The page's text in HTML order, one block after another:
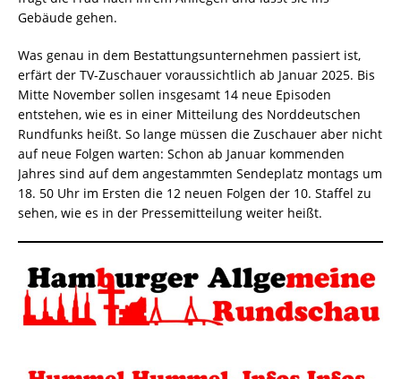
Gebäude gehen.
Was genau in dem Bestattungsunternehmen passiert ist,
erfärt der TV-Zuschauer voraussichtlich ab Januar 2025. Bis
Mitte November sollen insgesamt 14 neue Episoden
entstehen, wie es in einer Mitteilung des Norddeutschen
Rundfunks heißt. So lange müssen die Zuschauer aber nicht
auf neue Folgen warten: Schon ab Januar kommenden
Jahres sind auf dem angestammten Sendeplatz montags um
18. 50 Uhr im Ersten die 12 neuen Folgen der 10. Staffel zu
sehen, wie es in der Pressemitteilung weiter heißt.